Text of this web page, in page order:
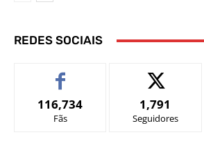
REDES SOCIAIS
116,734
Fãs
1,791
Seguidores